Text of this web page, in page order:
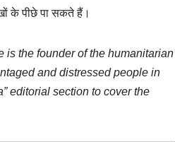
के पीछे पा सकते हैं।
is the founder of the humanitarian
and distressed people in
editorial section to cover the